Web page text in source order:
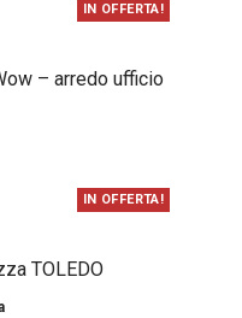
IN OFFERTA!
– arredo ufficio
IN OFFERTA!
TOLEDO